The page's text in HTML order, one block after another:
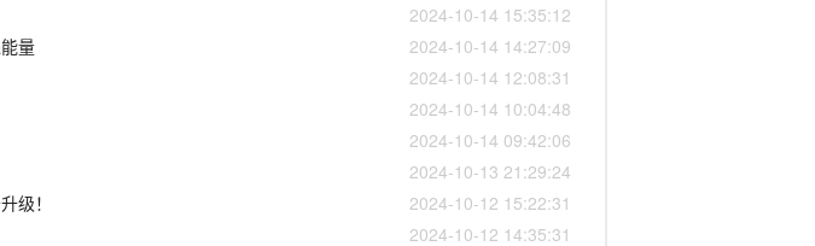
2024-10-14 15:35:12
量
2024-10-14 14:27:09
2024-10-14 12:08:31
2024-10-14 10:04:48
2024-10-14 09:42:06
2024-10-13 21:29:24
级！
2024-10-12 15:22:31
2024-10-12 14:35:31